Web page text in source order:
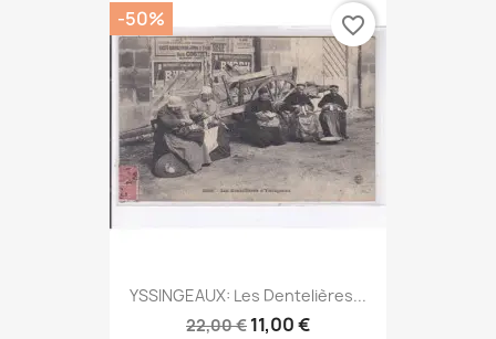
YSSINGEAUX: Les Dentelières...
22,00 € 11,00 €
-50% favorite_border